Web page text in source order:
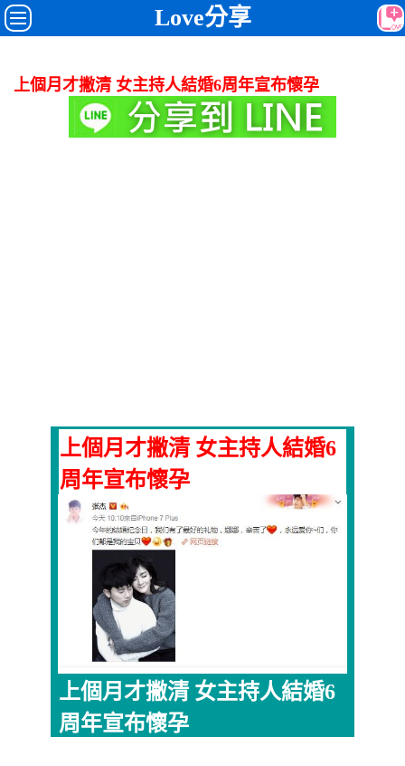
Love分享
上個月才撇清 女主持人結婚6周年宣布懷孕
上個月才撇清 女主持人結婚6
周年宣布懷孕
上個月才撇清 女主持人結婚6
周年宣布懷孕